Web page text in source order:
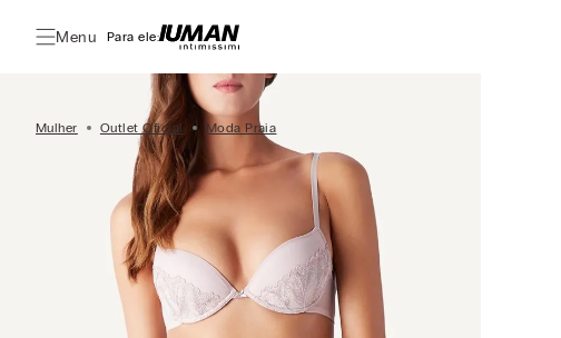
Menu Para ele:
Mulher Outlet Oficial Moda Praia